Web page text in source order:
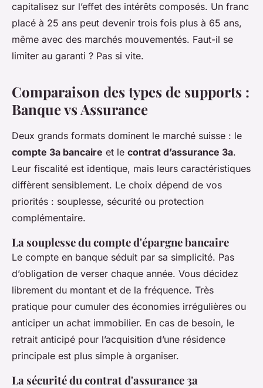
capitalisez sur l’effet des intérêts composés. Un franc
placé à 25 ans peut devenir trois fois plus à 65 ans,
même avec des marchés mouvementés. Faut-il se
limiter au garanti ? Pas si vite.
Comparaison des types de supports :
Banque vs Assurance
Deux grands formats dominent le marché suisse : le
compte 3a bancaire et le contrat d’assurance 3a.
Leur fiscalité est identique, mais leurs caractéristiques
diffèrent sensiblement. Le choix dépend de vos
priorités : souplesse, sécurité ou protection
complémentaire.
La souplesse du compte d'épargne bancaire
Le compte en banque séduit par sa simplicité. Pas
d’obligation de verser chaque année. Vous décidez
librement du montant et de la fréquence. Très
pratique pour cumuler des économies irrégulières ou
anticiper un achat immobilier. En cas de besoin, le
retrait anticipé pour l’acquisition d’une résidence
principale est plus simple à organiser.
La sécurité du contrat d'assurance 3a